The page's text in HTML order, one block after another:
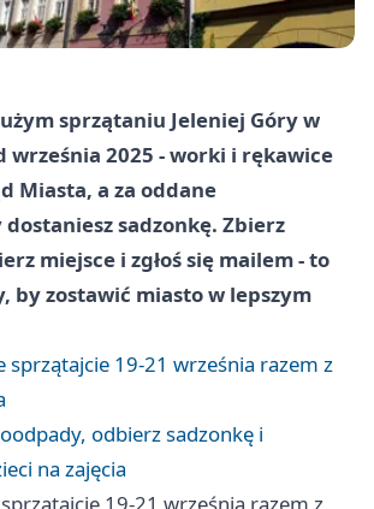
sprzątaniu Jeleniej Góry w
września 2025 - worki i rękawice
Miasta, a za oddane
sadzonkę. Zbierz
miejsce i zgłoś się mailem - to
by zostawić miasto w lepszym
sprzątajcie 19-21 września razem z
odbierz sadzonkę i
na zajęcia